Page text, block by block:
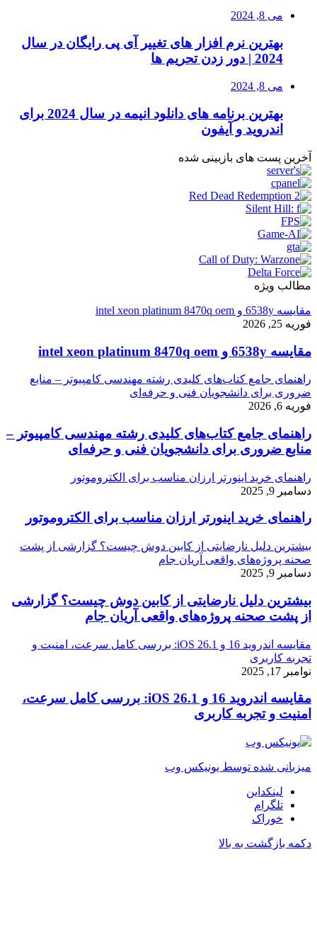
می 8, 2024
بهترین نرم افزار های تغییر آی پی رایگان در سال
2024 | دور زدن تحریم ها
می 8, 2024
بهترین برنامه های دانلود انیمه در سال 2024 برای
اندروید و آیفون
آخرین پست های بازبینی شده
مطالب ویژه
مقایسه 6538y و intel xeon platinum 8470q oem
فوریه 25, 2026
مقایسه 6538y و intel xeon platinum 8470q oem
راهنمای جامع کتاب‌های کلیدی رشته مهندسی کامپیوتر – منابع
ضروری برای دانشجویان فنی و حرفه‌ای
فوریه 6, 2026
راهنمای جامع کتاب‌های کلیدی رشته مهندسی کامپیوتر –
منابع ضروری برای دانشجویان فنی و حرفه‌ای
راهنمای خرید اینورتر ارزان مناسب برای الکتروموتور
دسامبر 9, 2025
راهنمای خرید اینورتر ارزان مناسب برای الکتروموتور
بیشترین دلیل نارضایتی از کابین دوش چیست؟ گزارشی از پشت
صحنه پروژه‌های واقعی آریان جام
دسامبر 9, 2025
بیشترین دلیل نارضایتی از کابین دوش چیست؟ گزارشی
از پشت صحنه پروژه‌های واقعی آریان جام
مقایسه اندروید 16 و iOS 26.1: بررسی کامل سرعت، امنیت و
تجربه کاربری
نوامبر 17, 2025
مقایسه اندروید 16 و iOS 26.1: بررسی کامل سرعت،
امنیت و تجربه کاربری
میزبانی شده توسط یونیکس وب
لینکداین
تلگرام
خوراک
دکمه بازگشت به بالا